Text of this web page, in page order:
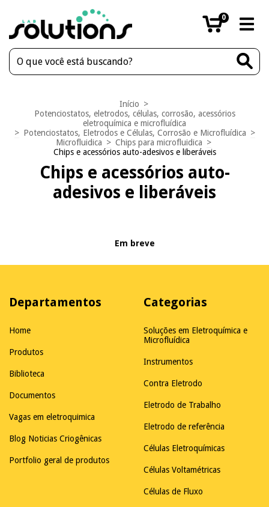
0
Início >
Potenciostatos, eletrodos, células, corrosão, acessórios
eletroquímica e microfluídica
> Potenciostatos, Eletrodos e Células, Corrosão e Microfluídica >
Microfluidica > Chips para microfluidica >
Chips e acessórios auto-adesivos e liberáveis
Chips e acessórios auto-
adesivos e liberáveis
Em breve
Departamentos
Home
Produtos
Biblioteca
Documentos
Vagas em eletroquimica
Blog Noticias Criogênicas
Portfolio geral de produtos
Categorias
Soluções em Eletroquímica e
Microfluídica
Instrumentos
Contra Eletrodo
Eletrodo de Trabalho
Eletrodo de referência
Células Eletroquímicas
Células Voltamétricas
Células de Fluxo